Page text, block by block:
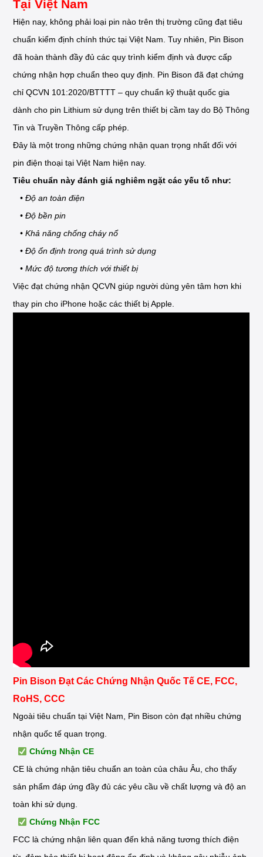
Tại Việt Nam
Hiện nay, không phải loại pin nào trên thị trường cũng đạt tiêu
chuẩn kiểm định chính thức tại Việt Nam. Tuy nhiên, Pin Bison
đã hoàn thành đầy đủ các quy trình kiểm định và được cấp
chứng nhận hợp chuẩn theo quy định. Pin Bison đã đạt chứng
chỉ QCVN 101:2020/BTTTT – quy chuẩn kỹ thuật quốc gia
dành cho pin Lithium sử dụng trên thiết bị cầm tay do Bộ Thông
Tin và Truyền Thông cấp phép.
Đây là một trong những chứng nhận quan trọng nhất đối với
pin điện thoại tại Việt Nam hiện nay.
Tiêu chuẩn này đánh giá nghiêm ngặt các yếu tố như:
• Độ an toàn điện
• Độ bền pin
• Khả năng chống cháy nổ
• Độ ổn định trong quá trình sử dụng
• Mức độ tương thích với thiết bị
Việc đạt chứng nhận QCVN giúp người dùng yên tâm hơn khi
thay pin cho iPhone hoặc các thiết bị Apple.
Pin Bison Đạt Các Chứng Nhận Quốc Tế CE, FCC,
RoHS, CCC
Ngoài tiêu chuẩn tại Việt Nam, Pin Bison còn đạt nhiều chứng
nhận quốc tế quan trọng.
Chứng Nhận CE
CE là chứng nhận tiêu chuẩn an toàn của châu Âu, cho thấy
sản phẩm đáp ứng đầy đủ các yêu cầu về chất lượng và độ an
toàn khi sử dụng.
Chứng Nhận FCC
FCC là chứng nhận liên quan đến khả năng tương thích điện